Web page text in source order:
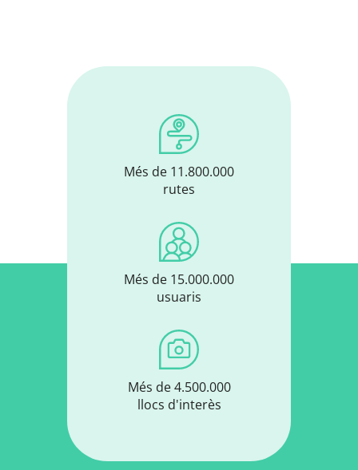
Més de 11.800.000
rutes
Més de 15.000.000
usuaris
Més de 4.500.000
llocs d'interès